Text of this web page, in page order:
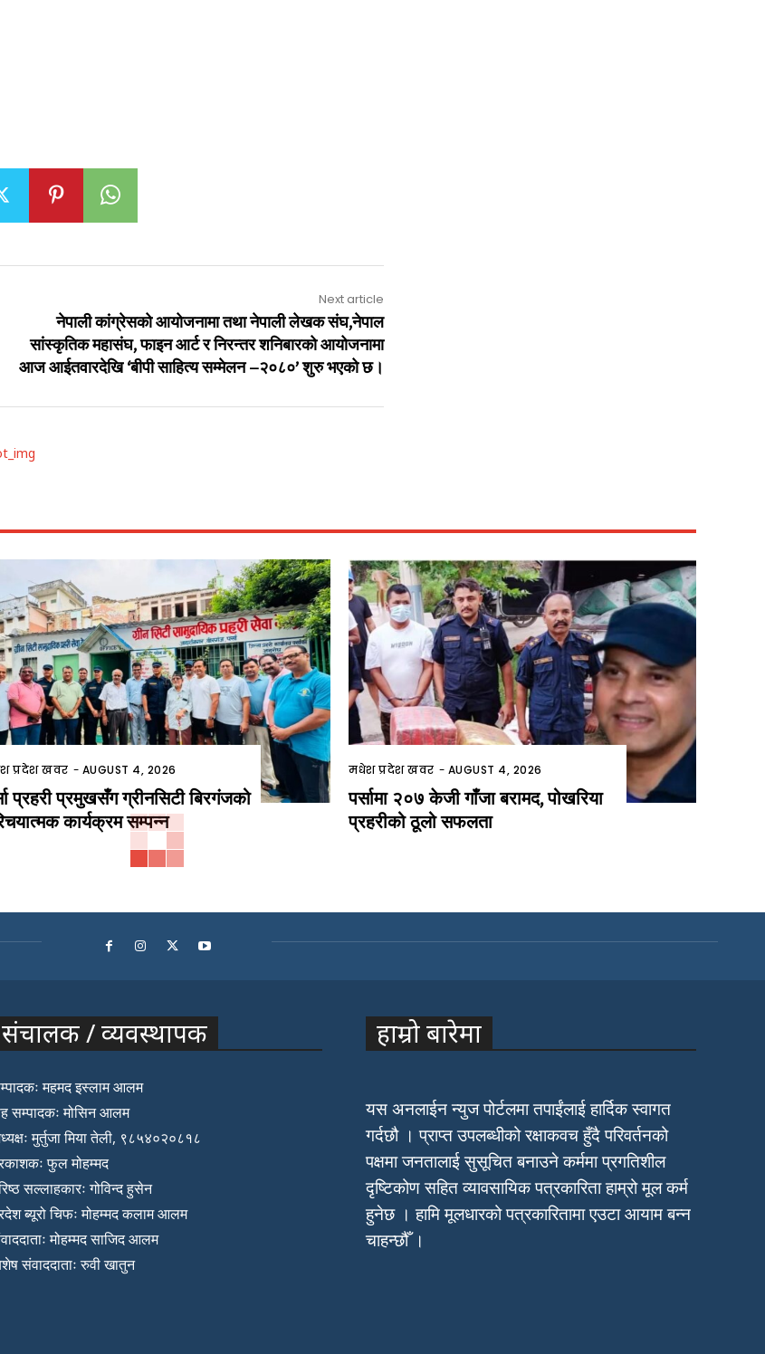
Next article
नेपाली कांग्रेसको आयोजनामा तथा नेपाली लेखक संघ,नेपाल
सांस्कृतिक महासंघ, फाइन आर्ट र निरन्तर शनिबारको आयोजनामा
आज आईतवारदेखि ‘बीपी साहित्य सम्मेलन –२०८०’ शुरु भएको छ।
प्रदेश खवर - AUGUST 4, 2026
प्रहरी प्रमुखसँग ग्रीनसिटी बिरगंजको
कार्यक्रम सम्पन्न
मधेश प्रदेश खवर - AUGUST 4, 2026
पर्सामा २०७ केजी गाँजा बरामद, पोखरिया
प्रहरीको ठूलो सफलता
संचालक / व्यवस्थापक
महमद इस्लाम आलम
सम्पादकः मोसिन आलम
मुर्तुजा मिया तेली, ९८५४०२०८१८
फुल मोहम्मद
सल्लाहकारः गोविन्द हुसेन
ब्यूरो चिफः मोहम्मद कलाम आलम
मोहम्मद साजिद आलम
संवाददाताः रुवी खातुन
हाम्रो बारेमा
यस अनलाईन न्युज पोर्टलमा तपाईंलाई हार्दिक स्वागत
गर्दछौ । प्राप्त उपलब्धीको रक्षाकवच हुँदै परिवर्तनको
पक्षमा जनतालाई सुसूचित बनाउने कर्ममा प्रगतिशील
दृष्टिकोण सहित व्यावसायिक पत्रकारिता हाम्रो मूल कर्म
हुनेछ । हामि मूलधारको पत्रकारितामा एउटा आयाम बन्न
चाहन्छौँ ।